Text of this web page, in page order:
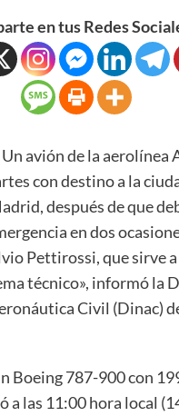
en tus Redes
avión de la aerolínea
con destino a la
después de que
en dos
Pettirossi, que sirve
técnico», informó la
Civil (Dinac)
Boeing 787-900 con
a las 11:00 hora local